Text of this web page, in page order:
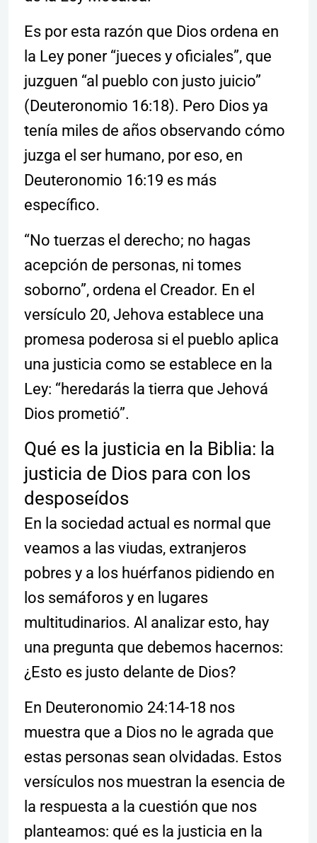
Es por esta razón que Dios ordena en
la Ley poner “jueces y oficiales”, que
juzguen “al pueblo con justo juicio”
(Deuteronomio 16:18). Pero Dios ya
tenía miles de años observando cómo
juzga el ser humano, por eso, en
Deuteronomio 16:19 es más
específico.
“No tuerzas el derecho; no hagas
acepción de personas, ni tomes
soborno”, ordena el Creador. En el
versículo 20, Jehova establece una
promesa poderosa si el pueblo aplica
una justicia como se establece en la
Ley: “heredarás la tierra que Jehová
Dios prometió”.
Qué es la justicia en la Biblia: la
justicia de Dios para con los
desposeídos
En la sociedad actual es normal que
veamos a las viudas, extranjeros
pobres y a los huérfanos pidiendo en
los semáforos y en lugares
multitudinarios. Al analizar esto, hay
una pregunta que debemos hacernos:
¿Esto es justo delante de Dios?
En Deuteronomio 24:14-18 nos
muestra que a Dios no le agrada que
estas personas sean olvidadas. Estos
versículos nos muestran la esencia de
la respuesta a la cuestión que nos
planteamos: qué es la justicia en la